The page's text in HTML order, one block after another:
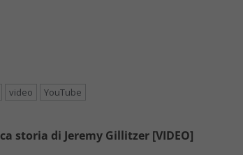
video YouTube
storia di Jeremy Gillitzer [VIDEO]